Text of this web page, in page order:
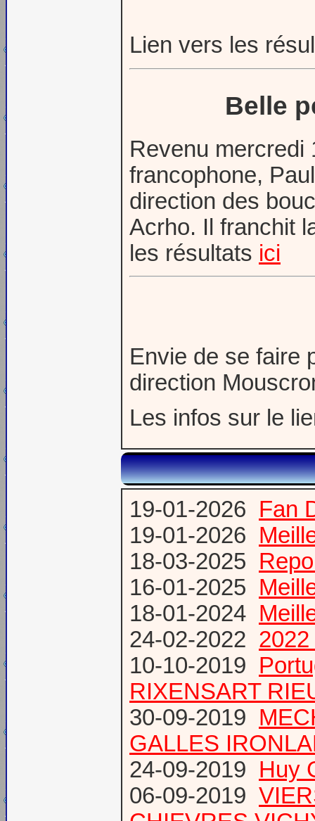
Lien vers les
Belle
Revenu mercredi
francophone,
direction des
Acrho. Il franchit
les résultats ici
Envie de se faire
direction
Les infos sur le
19-01-2026 Fan
19-01-2026
18-03-2025
16-01-2025
18-01-2024
24-02-2022
10-10-2019
RIXENSART
30-09-2019
GALLES
24-09-2019 Huy
06-09-2019